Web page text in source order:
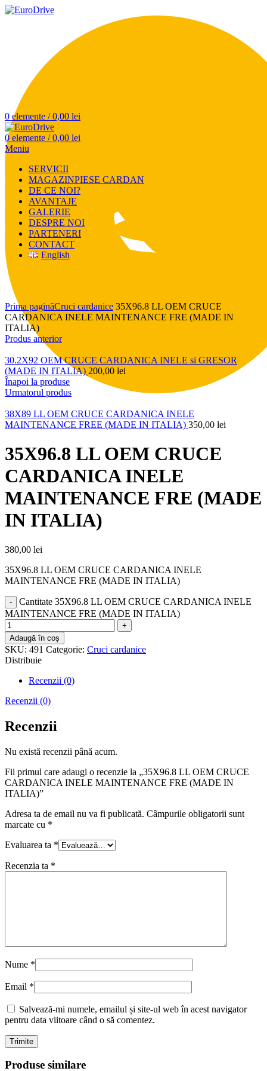
0 elemente / 0,00 lei
0 elemente / 0,00 lei
Meniu
SERVICII
MAGAZINPIESE CARDAN
DE CE NOI?
AVANTAJE
GALERIE
DESPRE NOI
PARTENERI
CONTACT
English
Click pentru a mări
Prima paginăCruci cardanice 35X96.8 LL OEM CRUCE
CARDANICA INELE MAINTENANCE FRE (MADE IN
ITALIA)
Produs anterior
30.2X92 OEM CRUCE CARDANICA INELE si GRESOR
(MADE IN ITALIA) 200,00 lei
Înapoi la produse
Urmatorul produs
38X89 LL OEM CRUCE CARDANICA INELE
MAINTENANCE FREE (MADE IN ITALIA) 350,00 lei
35X96.8 LL OEM CRUCE
CARDANICA INELE
MAINTENANCE FRE (MADE
IN ITALIA)
380,00 lei
35X96.8 LL OEM CRUCE CARDANICA INELE
MAINTENANCE FRE (MADE IN ITALIA)
Cantitate 35X96.8 LL OEM CRUCE CARDANICA INELE
MAINTENANCE FRE (MADE IN ITALIA)
Adaugă în coș
SKU: 491 Categorie: Cruci cardanice
Distribuie
Recenzii (0)
Recenzii (0)
Recenzii
Nu există recenzii până acum.
Fii primul care adaugi o recenzie la „35X96.8 LL OEM CRUCE
CARDANICA INELE MAINTENANCE FRE (MADE IN
ITALIA)”
Adresa ta de email nu va fi publicată. Câmpurile obligatorii sunt
marcate cu *
Evaluarea ta *
Recenzia ta *
Nume *
Email *
Salvează-mi numele, emailul și site-ul web în acest navigator
pentru data viitoare când o să comentez.
Produse similare